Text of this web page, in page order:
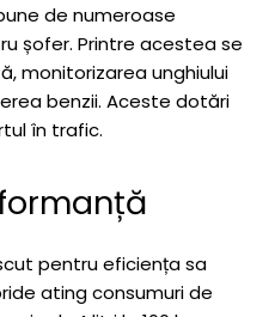
de numeroase
șofer. Printre acestea se
monitorizarea unghiului
benzii. Aceste dotări
în trafic.
pentru eficiența sa
ating consumuri de